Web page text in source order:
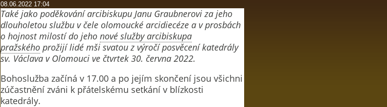
08.06.2022 17:04
Také jako poděkování arcibiskupu Janu Graubnerovi za jeho
dlouholetou službu v čele olomoucké arcidiecéze a v prosbách
o hojnost milostí do jeho nové služby arcibiskupa
pražského prožijí lidé mši svatou z výročí posvěcení katedrály
sv. Václava v Olomouci ve čtvrtek 30. června 2022.
Bohoslužba začíná v 17.00 a po jejím skončení jsou všichni
zúčastnění zváni k přátelskému setkání v blízkosti
katedrály.